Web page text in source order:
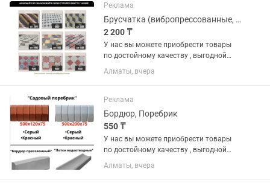
(мрамор)» , «ПЛИТКА» ,...
Реклама
Брусчатка (вибропрессованные, вибролитые, евробрусчатка)
2 200 ₸
У нас вы можете приобрести товары
по достойному качеству , выгодной
цене и по гарантии. В наличии имеются
различные виды на «БРУСЧАТКА» ,
(мрамор)» , «ПЛИТКА» ,...
Алматы, вчера
Реклама
Бордюр, Поребрик
550 ₸
У нас вы можете приобрести товары
по достойному качеству , выгодной
цене и по гарантии. В наличии имеются
различные виды на «БРУСЧАТКА» ,
Алматы, вчера